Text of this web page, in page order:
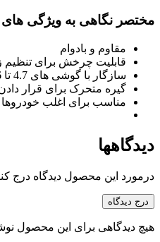
مختصر نگاهی به ویژگی
مقاوم و بادوام
قابلیت چرخش برای
سازگار با گوشی های 4.7 تا 6.6 اینچ
گیره متحرک برای قرار
مناسب برای اغلب خودروها
دیدگاهها
درمورد این محصول دیدگاه درج
درج دیدگاه
هیچ دیدگاهی برای این محصول